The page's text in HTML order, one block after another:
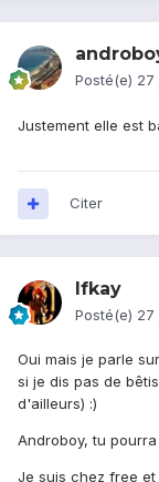
Posté(e) 27
Justement elle est
Citer
Ifkay
Posté(e) 27
Oui mais je parle
si je dis pas de
d'ailleurs) :)
Androboy, tu
Je suis chez free